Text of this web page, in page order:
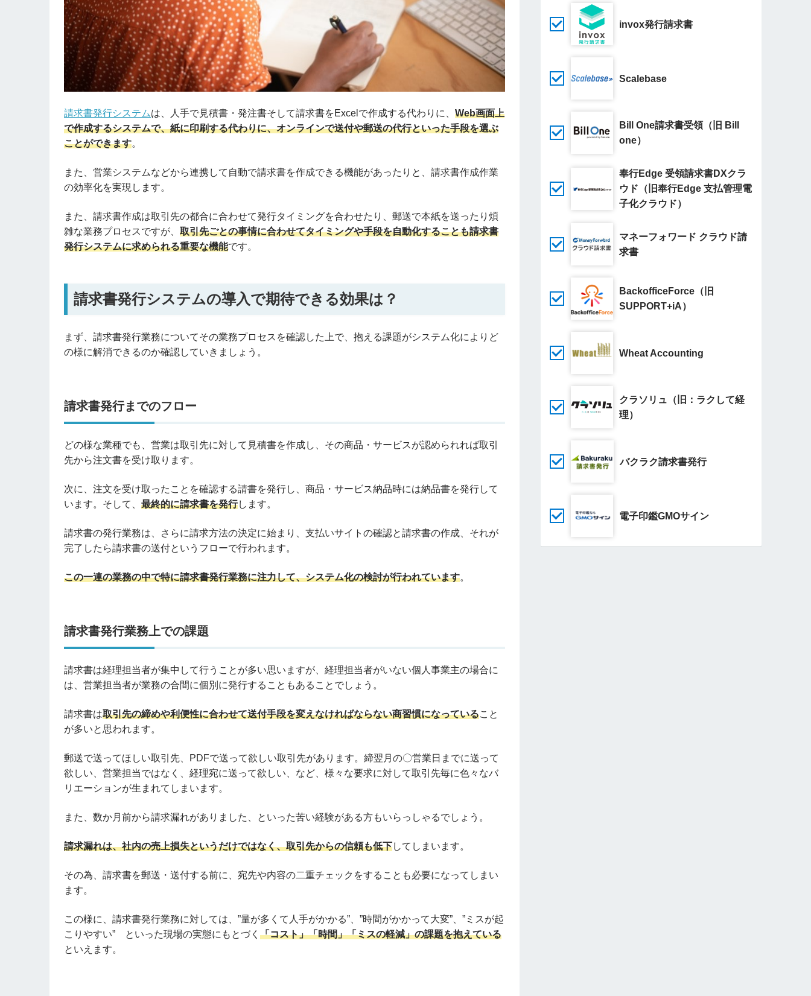
請求書発行システムは、人手で見積書・発注書そして請求書をExcelで作成する代わりに、 Web画面上
で作成するシステムで、紙に印刷する代わりに、オンラインで送付や郵送の代行といった手段を選ぶ
ことができます。
また、営業システムなどから連携して自動で請求書を作成できる機能があったりと、請求書作成作業
の効率化を実現します。
また、請求書作成は取引先の都合に合わせて発行タイミングを合わせたり、郵送で本紙を送ったり煩
雑な業務プロセスですが、 取引先ごとの事情に合わせてタイミングや手段を自動化することも請求書
発行システムに求められる重要な機能です。
請求書発行システムの導入で期待できる効果は？
まず、請求書発行業務についてその業務プロセスを確認した上で、抱える課題がシステム化によりど
の様に解消できるのか確認していきましょう。
請求書発行までのフロー
どの様な業種でも、営業は取引先に対して見積書を作成し、その商品・サービスが認められれば取引
先から注文書を受け取ります。
次に、注文を受け取ったことを確認する請書を発行し、商品・サービス納品時には納品書を発行して
います。そして、 最終的に請求書を発行します。
請求書の発行業務は、さらに請求方法の決定に始まり、支払いサイトの確認と請求書の作成、それが
完了したら請求書の送付というフローで行われます。
この一連の業務の中で特に請求書発行業務に注力して、システム化の検討が行われています。
請求書発行業務上での課題
請求書は経理担当者が集中して行うことが多い思いますが、経理担当者がいない個人事業主の場合に
は、営業担当者が業務の合間に個別に発行することもあることでしょう。
請求書は取引先の締めや利便性に合わせて送付手段を変えなければならない商習慣になっていること
が多いと思われます。
郵送で送ってほしい取引先、PDFで送って欲しい取引先があります。締翌月の〇営業日までに送って
欲しい、営業担当ではなく、経理宛に送って欲しい、など、様々な要求に対して取引先毎に色々なバ
リエーションが生まれてしまいます。
また、数か月前から請求漏れがありました、といった苦い経験がある方もいらっしゃるでしょう。
請求漏れは、社内の売上損失というだけではなく、取引先からの信頼も低下してしまいます。
その為、請求書を郵送・送付する前に、宛先や内容の二重チェックをすることも必要になってしまい
ます。
この様に、請求書発行業務に対しては、”量が多くて人手がかかる”、”時間がかかって大変”、”ミスが起
こりやすい” といった現場の実態にもとづく 「コスト」「時間」「ミスの軽減」の課題を抱えている
といえます。
invox発行請求書
Scalebase
Bill One請求書受領（旧 Bill
one）
奉行Edge 受領請求書DXクラ
ウド（旧奉行Edge 支払管理電
子化クラウド）
マネーフォワード クラウド請
求書
BackofficeForce（旧
SUPPORT+iA）
Wheat Accounting
クラソリュ（旧：ラクして経
理）
バクラク請求書発行
電子印鑑GMOサイン